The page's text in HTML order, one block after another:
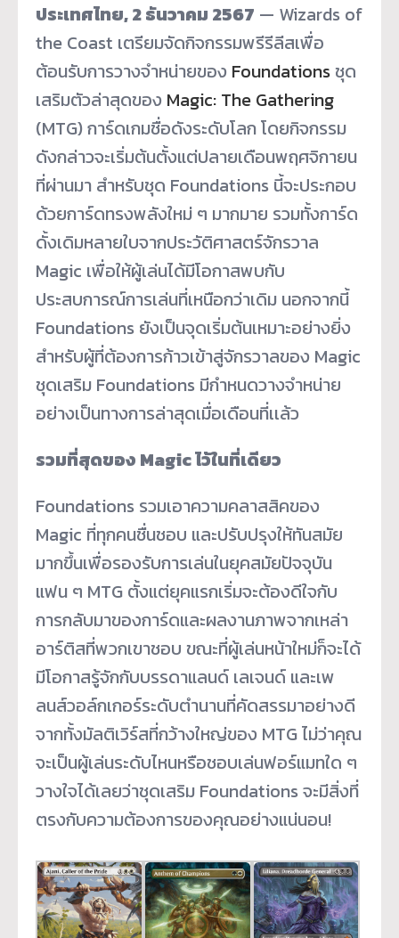
ประเทศไทย, 2ธันวาคม 2567 — Wizards of
the Coast เตรียมจัดกิจกรรมพรีรีลีสเพื่อ
ต้อนรับการวางจำหน่ายของ Foundations ชุด
เสริมตัวล่าสุดของ Magic: The Gathering
(MTG) การ์ดเกมชื่อดังระดับโลก โดยกิจกรรม
ดังกล่าวจะเริ่มต้นตั้งแต่ปลายเดือนพฤศจิกายน
ที่ผ่านมา สำหรับชุด Foundations นี้จะประกอบ
ด้วยการ์ดทรงพลังใหม่ ๆ มากมาย รวมทั้งการ์ด
ดั้งเดิมหลายใบจากประวัติศาสตร์จักรวาล
Magic เพื่อให้ผู้เล่นได้มีโอกาสพบกับ
ประสบการณ์การเล่นที่เหนือกว่าเดิม นอกจากนี้
Foundations ยังเป็นจุดเริ่มต้นเหมาะอย่างยิ่ง
สำหรับผู้ที่ต้องการก้าวเข้าสู่จักรวาลของ Magic
ชุดเสริม Foundations มีกำหนดวางจำหน่าย
อย่างเป็นทางการล่าสุดเมื่อเดือนที่เเล้ว
รวมที่สุดของ Magic ไว้ในที่เดียว
Foundations รวมเอาความคลาสสิคของ
Magic ที่ทุกคนชื่นชอบ และปรับปรุงให้ทันสมัย
มากขึ้นเพื่อรองรับการเล่นในยุคสมัยปัจจุบัน
แฟน ๆ MTG ตั้งแต่ยุคแรกเริ่มจะต้องดีใจกับ
การกลับมาของการ์ดและผลงานภาพจากเหล่า
อาร์ติสที่พวกเขาชอบ ขณะที่ผู้เล่นหน้าใหม่ก็จะได้
มีโอกาสรู้จักกับบรรดาแลนด์ เลเจนด์ และเพ
ลนส์วอล์กเกอร์ระดับตำนานที่คัดสรรมาอย่างดี
จากทั้งมัลติเวิร์สที่กว้างใหญ่ของ MTG ไม่ว่าคุณ
จะเป็นผู้เล่นระดับไหนหรือชอบเล่นฟอร์แมทใด ๆ
วางใจได้เลยว่าชุดเสริม Foundations จะมีสิ่งที่
ตรงกับความต้องการของคุณอย่างแน่นอน!